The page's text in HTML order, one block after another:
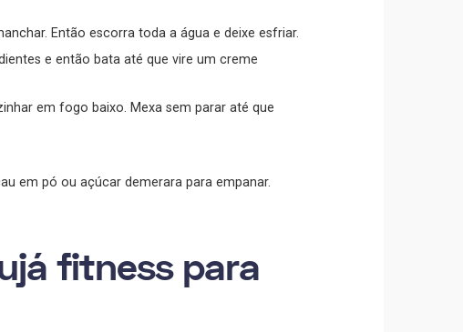
Então escorra toda a água e deixe esfriar.
e então bata até que vire um creme
em fogo baixo. Mexa sem parar até que
em pó ou açúcar demerara para empanar.
fitness para